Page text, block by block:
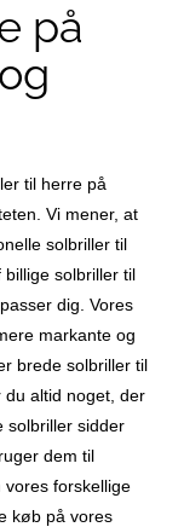
på
til herre på
Vi mener, at
solbriller til
solbriller til
dig. Vores
markante og
brede solbriller til
altid noget, der
solbriller sidder
dem til
forskellige
køb på vores